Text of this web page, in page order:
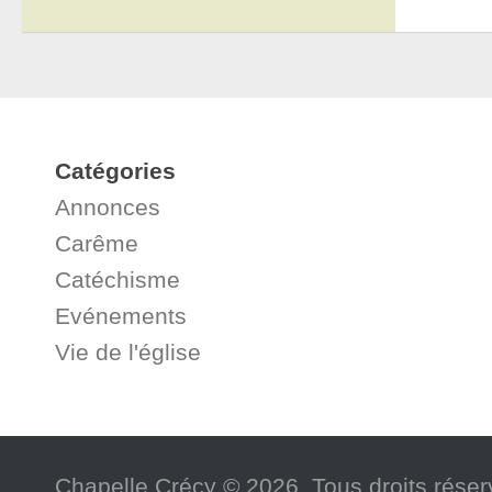
Catégories
Annonces
Carême
Catéchisme
Evénements
Vie de l'église
Chapelle Crécy © 2026. Tous droits